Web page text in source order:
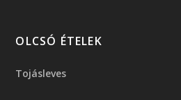
OLCSÓ ÉTELEK
Tojásleves